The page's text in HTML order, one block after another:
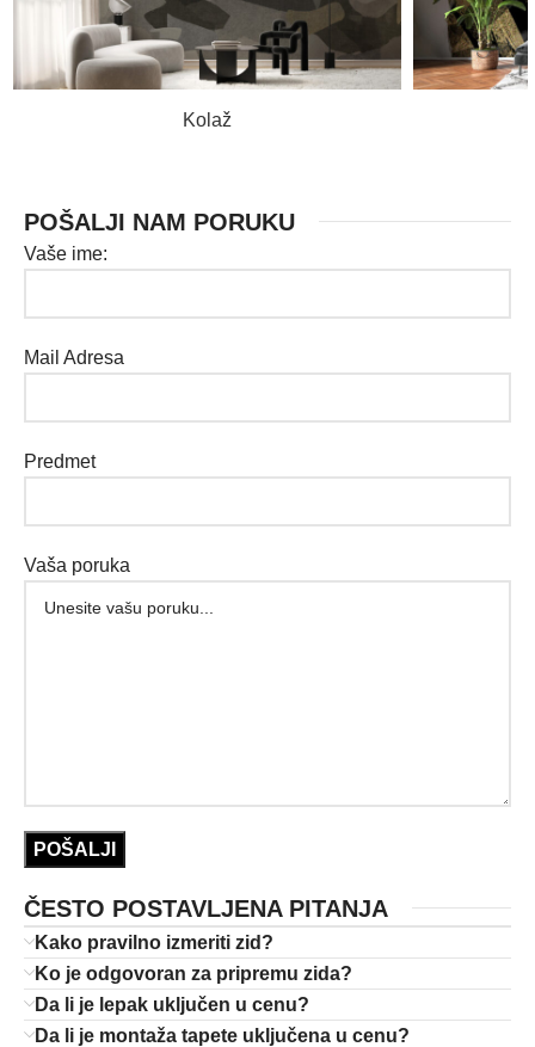
Kolaž
POŠALJI NAM PORUKU
Vaše ime:
Mail Adresa
Predmet
Vaša poruka
ČESTO POSTAVLJENA PITANJA
Kako pravilno izmeriti zid?
Ko je odgovoran za pripremu zida?
Da li je lepak uključen u cenu?
Da li je montaža tapete uključena u cenu?